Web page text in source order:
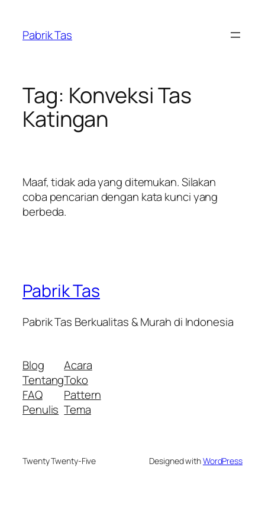
konten
Pabrik Tas
Tag: Konveksi Tas
Katingan
Maaf, tidak ada yang ditemukan. Silakan
coba pencarian dengan kata kunci yang
berbeda.
Pabrik Tas
Pabrik Tas Berkualitas & Murah di Indonesia
Blog
Tentang
FAQ
Penulis
Acara
Toko
Pattern
Tema
Twenty Twenty-Five Designed withWordPress